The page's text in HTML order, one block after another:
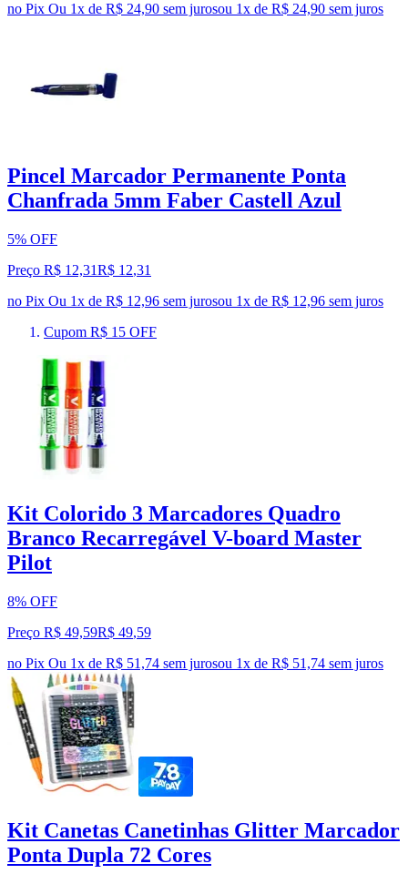
no Pix Ou 1x de R$ 24,90 sem jurosou 1x de R$ 24,90 sem juros
Pincel Marcador Permanente Ponta
Chanfrada 5mm Faber Castell Azul
5% OFF
Preço R$ 12,31R$ 12,31
no Pix Ou 1x de R$ 12,96 sem jurosou 1x de R$ 12,96 sem juros
Cupom R$ 15 OFF
Kit Colorido 3 Marcadores Quadro
Branco Recarregável V-board Master
Pilot
8% OFF
Preço R$ 49,59R$ 49,59
no Pix Ou 1x de R$ 51,74 sem jurosou 1x de R$ 51,74 sem juros
Kit Canetas Canetinhas Glitter Marcador
Ponta Dupla 72 Cores